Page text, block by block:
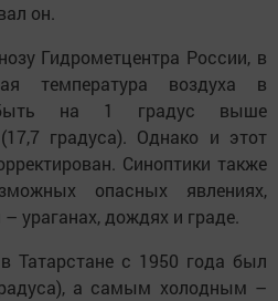
он.
Гидрометцентра России, в
температура воздуха в
быть на 1 градус выше
градуса). Однако и этот
Синоптики также
опасных явлениях,
ураганах, дождях и граде.
с 1950 года был
а самым холодным –